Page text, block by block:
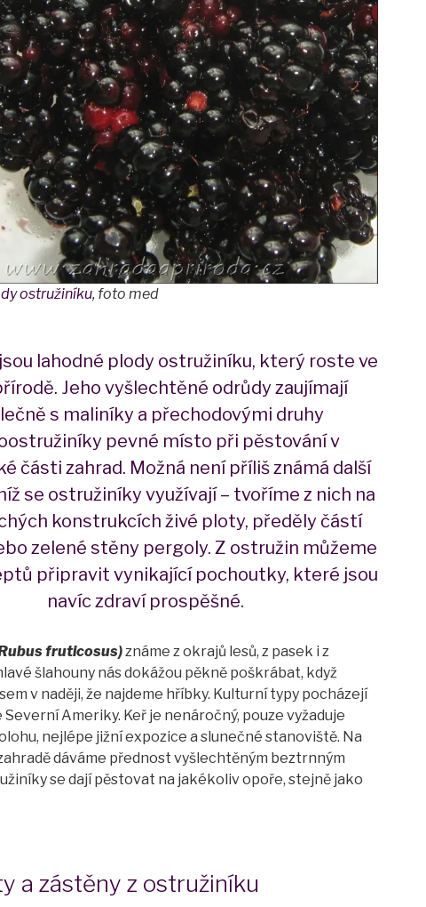
ostružiníku, foto med
lahodné plody ostružiníku, který roste ve
Jeho vyšlechtěné odrůdy zaujímají
s maliníky a přechodovými druhy
pevné místo při pěstování v
části zahrad. Možná není příliš známá další
se ostružiníky využívají – tvoříme z nich na
konstrukcích živé ploty, předěly částí
zelené stěny pergoly. Z ostružin můžeme
připravit vynikající pochoutky, které jsou
navíc zdraví prospěšné.
fruticosus)známe z okrajů lesů, z pasek i z
šlahouny nás dokážou pěkně poškrábat, když
v naději, že najdeme hříbky. Kulturní typy pocházejí
Severní Ameriky. Keř je nenáročný, pouze vyžaduje
nejlépe jižní expozice a slunečné stanoviště. Na
dáváme přednost vyšlechtěným beztrnným
se dají pěstovat na jakékoliv opoře, stejně jako
a zástěny z ostružiníku